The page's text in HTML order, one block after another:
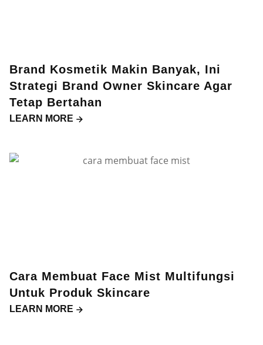
Brand Kosmetik Makin Banyak, Ini
Strategi Brand Owner Skincare Agar
Tetap Bertahan
LEARN MORE
Cara Membuat Face Mist Multifungsi
Untuk Produk Skincare
LEARN MORE